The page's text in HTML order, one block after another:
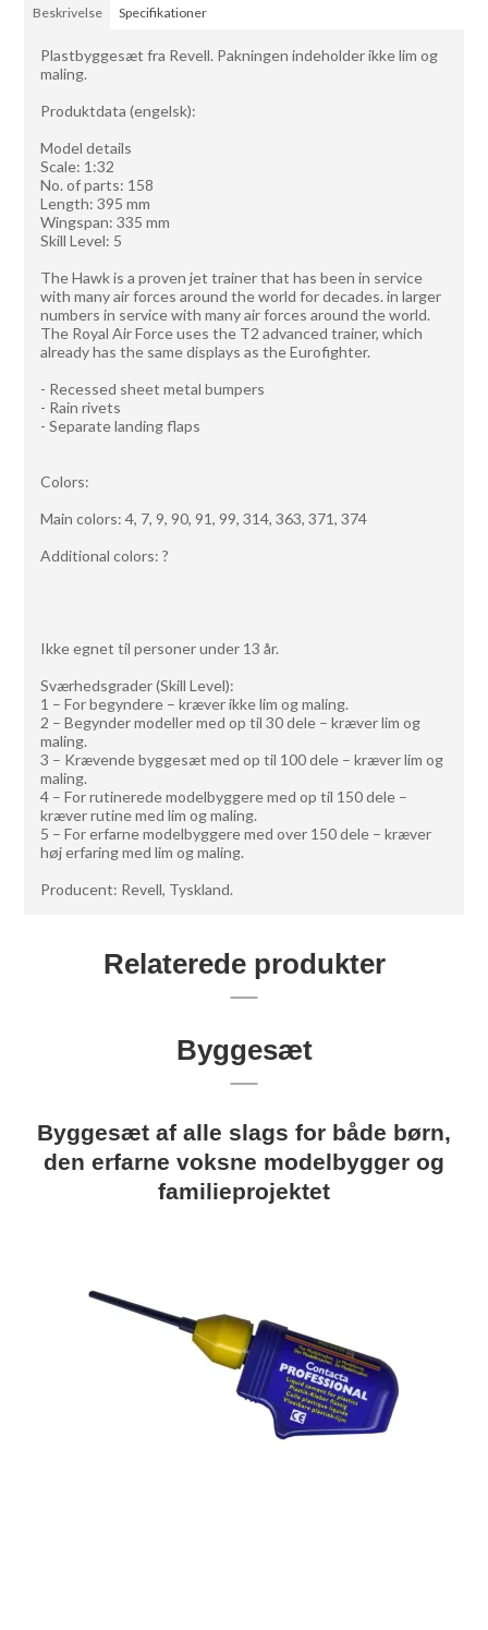
Beskrivelse Specifikationer
Plastbyggesæt fra Revell. Pakningen indeholder ikke lim og
maling.
Produktdata (engelsk):
Model details
Scale: 1:32
No. of parts: 158
Length: 395 mm
Wingspan: 335 mm
Skill Level: 5
The Hawk is a proven jet trainer that has been in service
with many air forces around the world for decades. in larger
numbers in service with many air forces around the world.
The Royal Air Force uses the T2 advanced trainer, which
already has the same displays as the Eurofighter.
- Recessed sheet metal bumpers
- Rain rivets
- Separate landing flaps
Colors:
Main colors: 4, 7, 9, 90, 91, 99, 314, 363, 371, 374
Additional colors: ?
Ikke egnet til personer under 13 år.
Sværhedsgrader (Skill Level):
1 – For begyndere – kræver ikke lim og maling.
2 – Begynder modeller med op til 30 dele – kræver lim og
maling.
3 – Krævende byggesæt med op til 100 dele – kræver lim og
maling.
4 – For rutinerede modelbyggere med op til 150 dele –
kræver rutine med lim og maling.
5 – For erfarne modelbyggere med over 150 dele – kræver
høj erfaring med lim og maling.
Producent: Revell, Tyskland.
Relaterede produkter
Byggesæt
Byggesæt af alle slags for både børn,
den erfarne voksne modelbygger og
familieprojektet